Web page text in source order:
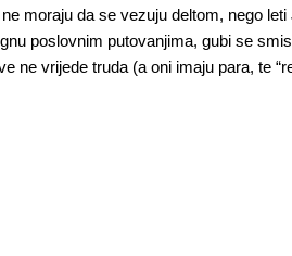
moraju da se vezuju deltom, nego
poslovnim putovanjima, gubi se
ne vrijede truda (a oni imaju para, te